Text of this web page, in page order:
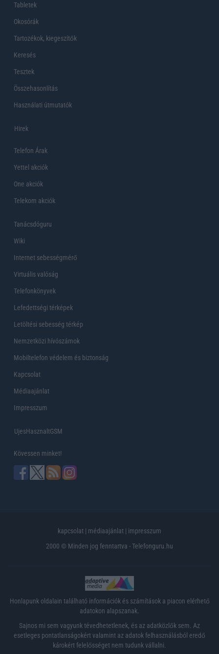
Tabletek
Okosórák
Tartozékok, kiegeszítők
Keresés
Tesztek
Összehasonlítás
Használati útmutatók
Hirek
Telefon Árak
Yettel akciók
One akciók
Telekom akciók
Tanácsdóguru
Wiki
Internet sebességmérő
Virtuális valóság
Telefonkönyvek
Lefedettségi térképek
Letöltési sebesség térkép
Nemzetközi hívószámok
Mobiltelefon védelem és biztonság
Kapcsolat
Médiaajánlat
Impresszum
UjesHasznaltGSM
Kövessen minket!
kapcsolat | médiaajánlat | impresszum
2000 © Minden jog fenntartva - Telefonguru.hu
Honlapunk oldalain található információk és számítások a piacon elérhető
adatokon alapszanak.
Sajnos mi sem vagyunk tévedhetetlenek, és az adatközlők sem. Az
esetleges pontatlanságokért valamint az adatok felhasználásból eredő
károkért felelősséget nem tudunk vállalni.